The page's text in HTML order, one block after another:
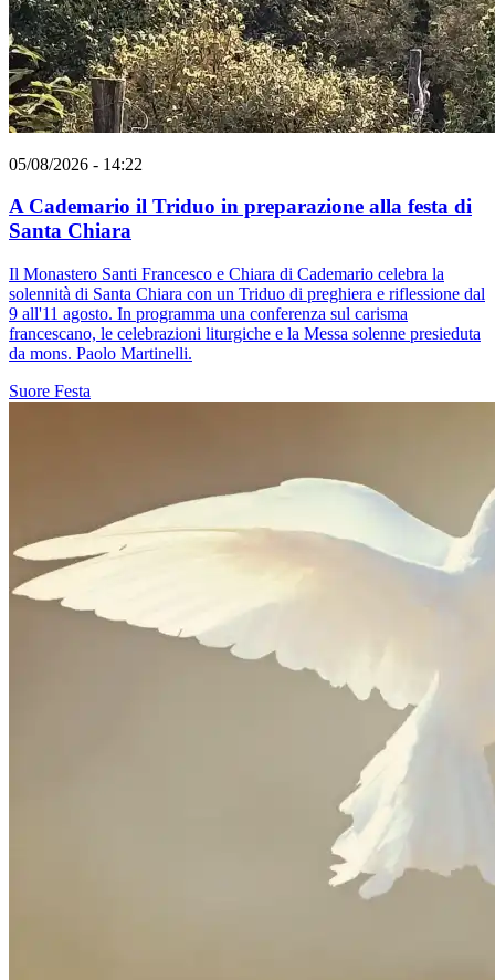
05/08/2026 - 14:22
A Cademario il Triduo in preparazione alla festa di
Santa Chiara
Il Monastero Santi Francesco e Chiara di Cademario celebra la
solennità di Santa Chiara con un Triduo di preghiera e riflessione dal
9 all'11 agosto. In programma una conferenza sul carisma
francescano, le celebrazioni liturgiche e la Messa solenne presieduta
da mons. Paolo Martinelli.
Suore Festa